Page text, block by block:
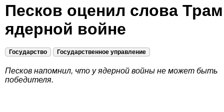
Песков оценил слова
ядерной войне
Государство Государственное управление
Песков напомнил, что у ядерной войны не может быть
победителя.